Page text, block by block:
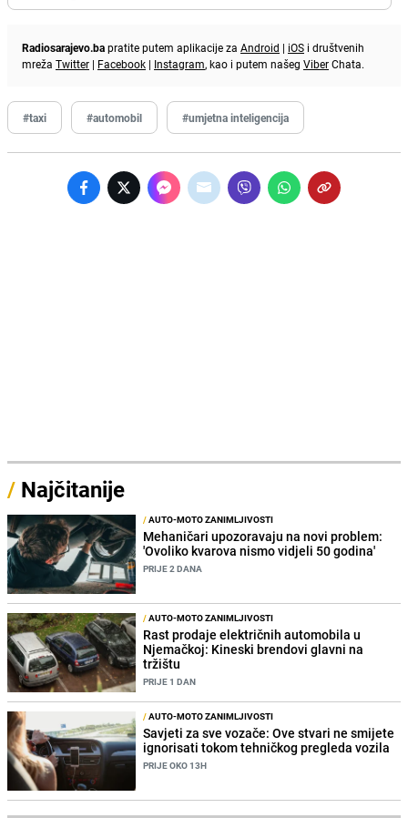
Radiosarajevo.bapratite putem aplikacije za Android | iOS i društvenih
mreža Twitter | Facebook | Instagram, kao i putem našeg ViberChata.
#taxi #automobil #umjetna inteligencija
/ Najčitanije
/AUTO-MOTO ZANIMLJIVOSTI
Mehaničari upozoravaju na novi problem:
'Ovoliko kvarova nismo vidjeli 50 godina'
PRIJE 2 DANA
/AUTO-MOTO ZANIMLJIVOSTI
Rast prodaje električnih automobila u
Njemačkoj: Kineski brendovi glavni na
tržištu
PRIJE 1 DAN
/AUTO-MOTO ZANIMLJIVOSTI
Savjeti za sve vozače: Ove stvari ne smijete
ignorisati tokom tehničkog pregleda vozila
PRIJE OKO 13H